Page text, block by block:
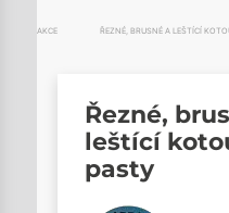
AKCE ŘEZNÉ, BRUSNÉ A LEŠTÍCÍ
Řezné,
leštící
pasty